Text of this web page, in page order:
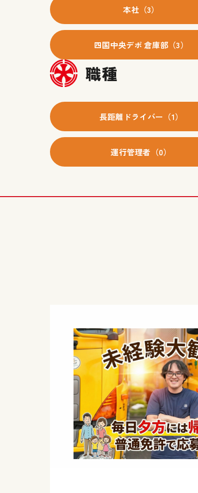
本社（3）
四国中央デポ 倉庫部（3）
職種
長距離ドライバー（1）
運行管理者（0）